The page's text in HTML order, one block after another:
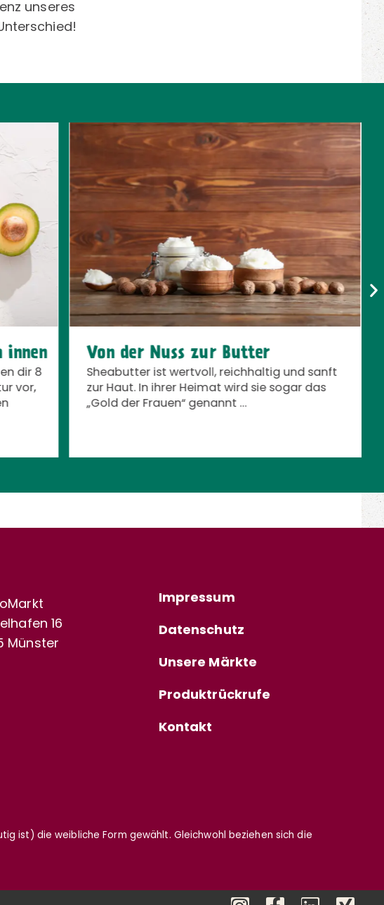
unseres
innen
dir 8
vor,
Von der Nuss zur Butter
Sheabutter ist wertvoll, reichhaltig und sanft
zur Haut. In ihrer Heimat wird sie sogar das
„Gold der Frauen“ genannt …
MEHR ZUM THEMA ERFAHREN
16
Münster
Impressum
Datenschutz
Unsere Märkte
Produktrückrufe
Kontakt
ist) die weibliche Form gewählt. Gleichwohl beziehen sich die